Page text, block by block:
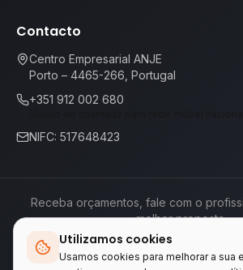
Utilizamos cookies
Usamos cookies para melhorar a sua
Contacto
Centro Empresarial ANJE
Porto – 4465-266, Portugal
+351 912 002 680
NIFC: 517648423
Receba orçamentos, fale com o
melhor proposta.
Termos de ServiçoPolítica de
📕Livro de